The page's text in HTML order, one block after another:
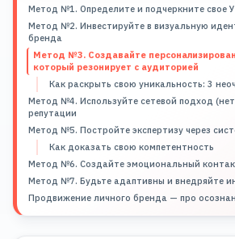
Метод №1. Определите и подчеркните свое
Метод №2. Инвестируйте в визуальную
бренда
Метод №3. Создавайте
который резонирует с аудиторией
Как раскрыть свою уникальность: 3
Метод №4. Используйте сетевой подход
репутации
Метод №5. Постройте экспертизу через
Как доказать свою компетентность
Метод №6. Создайте эмоциональный
Метод №7. Будьте адаптивны и внедряйте
Продвижение личного бренда — про